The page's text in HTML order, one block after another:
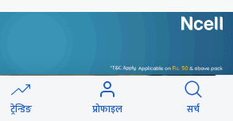
ट्रेन्डिङ प्रोफाइल सर्च